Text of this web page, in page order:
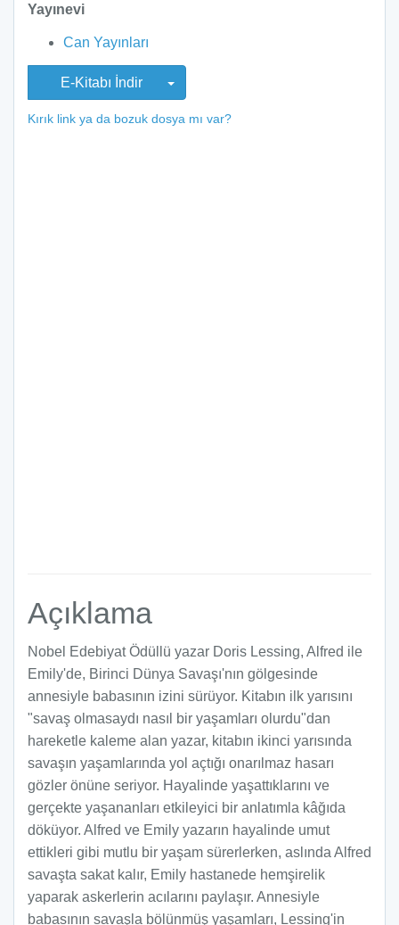
Yayınevi
Can Yayınları
E-Kitabı İndir
Kırık link ya da bozuk dosya mı var?
Açıklama
Nobel Edebiyat Ödüllü yazar Doris Lessing, Alfred ile
Emily'de, Birinci Dünya Savaşı'nın gölgesinde
annesiyle babasının izini sürüyor. Kitabın ilk yarısını
"savaş olmasaydı nasıl bir yaşamları olurdu"dan
hareketle kaleme alan yazar, kitabın ikinci yarısında
savaşın yaşamlarında yol açtığı onarılmaz hasarı
gözler önüne seriyor. Hayalinde yaşattıklarını ve
gerçekte yaşananları etkileyici bir anlatımla kâğıda
döküyor. Alfred ve Emily yazarın hayalinde umut
ettikleri gibi mutlu bir yaşam sürerlerken, aslında Alfred
savaşta sakat kalır, Emily hastanede hemşirelik
yaparak askerlerin acılarını paylaşır. Annesiyle
babasının savaşla bölünmüş yaşamları, Lessing'in